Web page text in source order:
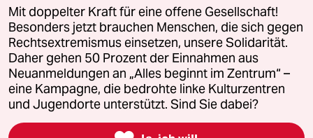
Alle Rechte vorbehalten. Bei rechtlichen Fragen oder für Genehmigungen
wenden Sie sich bitte an lizenzen@taz.de
Feedback Redaktionsstatut Kommune-Richtlinien
Leitlinie Informant Datenschutz Impressum AGB
Seitenwende Einwilligungen widerrufen (Ads)
Mit doppelter Kraft für eine offene Gesellschaft!
Besonders jetzt brauchen Menschen, die sich gegen
Rechtsextremismus einsetzen, unsere Solidarität.
Daher gehen 50 Prozent der Einnahmen aus
Neuanmeldungen an „Alles beginnt im Zentrum“ –
eine Kampagne, die bedrohte linke Kulturzentren
und Jugendorte unterstützt. Sind Sie dabei?